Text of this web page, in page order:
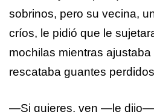
sobrinos, pero su vecina,
críos, le pidió que le
mochilas mientras
rescataba guantes
—Si quieres, ven —le